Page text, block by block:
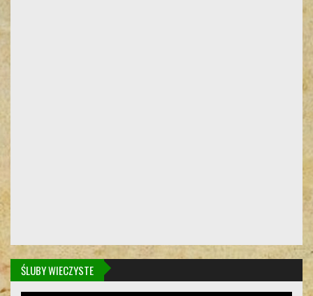
ŚLUBY WIECZYSTE